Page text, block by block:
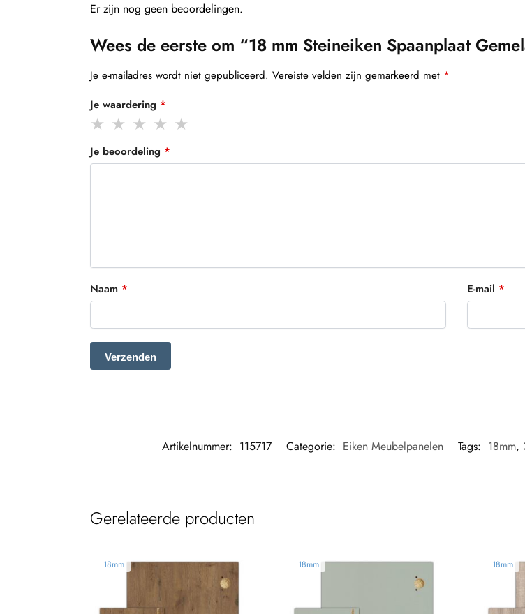
Er zijn nog geen beoordelingen.
Wees de eerste om “18 mm Steineiken Spaanplaat
Je e-mailadres wordt niet gepubliceerd. Vereiste velden zijn gemarkeerd met *
Je waardering *
Je beoordeling *
Naam * E-mail *
Artikelnummer: 115717 Categorie: Eiken Meubelpanelen Tags: 18mm,
Gerelateerde producten
18mm 18mm 18mm